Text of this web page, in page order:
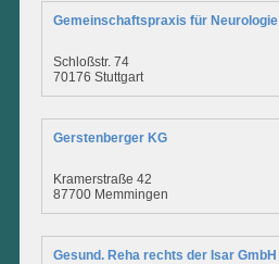
Gemeinschaftspraxis für Neurologie
Schloßstr. 74
70176 Stuttgart
Gerstenberger KG
Kramerstraße 42
87700 Memmingen
Gesund. Reha rechts der Isar GmbH